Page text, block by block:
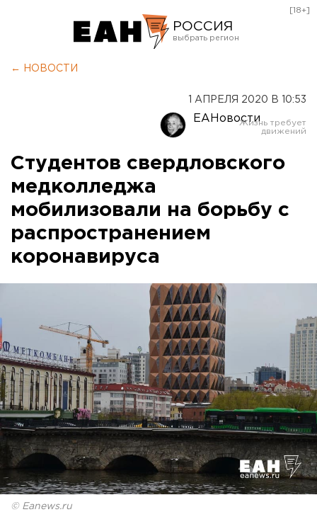
РОССИЯ
Оренбург
[18+]
← НОВОСТИ
1 АПРЕЛЯ 2020 В 10:53
ЕАНовости
Студентов свердловского
медколледжа
мобилизовали на борьбу с
распространением
коронавируса
© Eanews.ru